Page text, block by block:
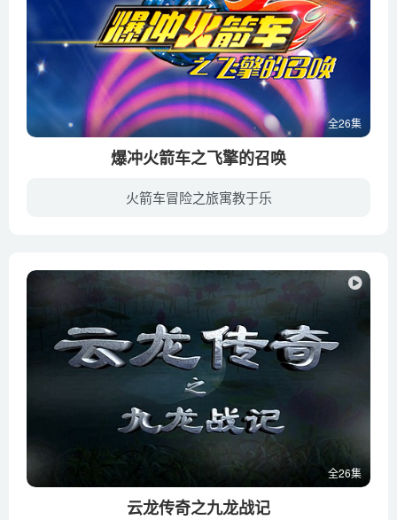
全26集
爆冲火箭车之飞擎的召唤
火箭车冒险之旅寓教于乐
全26集
云龙传奇之九龙战记